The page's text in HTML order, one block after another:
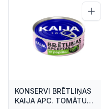
KONSERVI BRĒTLIŅAS
KAIJA APC. TOMĀTU